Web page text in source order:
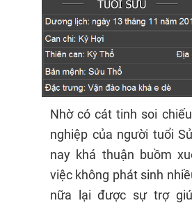
Nhờ có cát tinh soi
nghiệp của người tuổi
nay khá thuận buồm
việc không phát sinh
nữa lại được sự trợ